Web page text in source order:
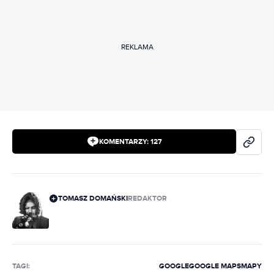
REKLAMA
KOMENTARZY: 127
TOMASZ DOMAŃSKIREDAKTOR
TAGI: GOOGLEGOOGLE MAPSMAPY